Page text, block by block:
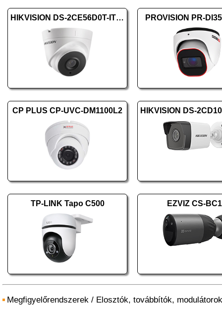
HIKVISION DS-2CE56D0T-IT3F (2.8mm) PROVISION PR-
CP PLUS CP-UVC-DM1100L2
TP-LINK Tapo C500 EZVIZ CS-
Megfigyelőrendszerek / Elosztók, továbbítók, modulátorok